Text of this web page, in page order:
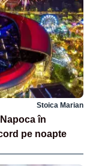
Stoica Marian
în
pe noapte